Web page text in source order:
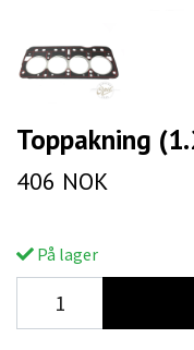
Toppakning
406 NOK
På lager